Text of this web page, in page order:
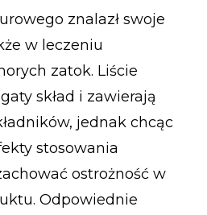
znalazł swoje
w leczeniu
zatok. Liście
skład i zawierają
jednak chcąc
stosowania
ostrożność w
Odpowiednie